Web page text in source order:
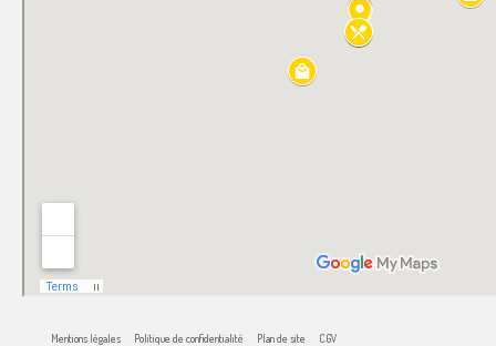
Mentions légales Politique de confidentialité Plan de site CGV